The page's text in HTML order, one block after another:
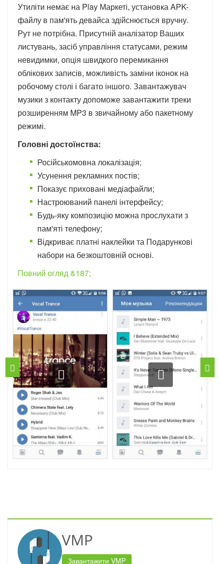
Утиліти немає на Play Маркеті, установка APK-
файлу в пам'ять девайса здійснюється вручну.
Рут не потрібна. Присутній аналізатор Ваших
листувань, засіб управління статусами, режим
невидимки, опція швидкого перемикання
облікових записів, можливість заміни іконок на
робочому столі і багато іншого. Завантажувач
музики з контакту допоможе завантажити треки
розширенням MP3 в звичайному або пакетному
режимі.
Головні достоїнства:
Російськомовна локалізація;
Усунення рекламних постів;
Показує приховані медіафайли;
Настроюваний панелі інтерфейсу;
Будь-яку композицію можна прослухати з
пам'яті телефону;
Відкриває платні наклейки та Подарункові
набори на безкоштовній основі.
Повний огляд &187;
VMP
Завантажити VMP